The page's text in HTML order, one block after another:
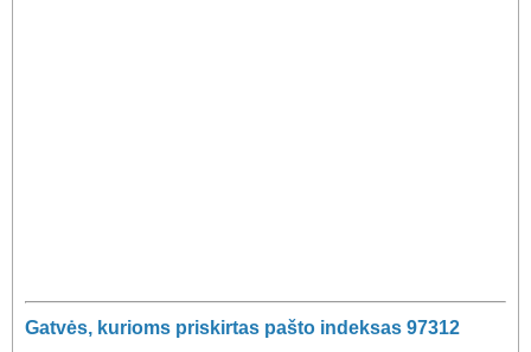
Gatvės, kurioms priskirtas pašto indeksas 97312